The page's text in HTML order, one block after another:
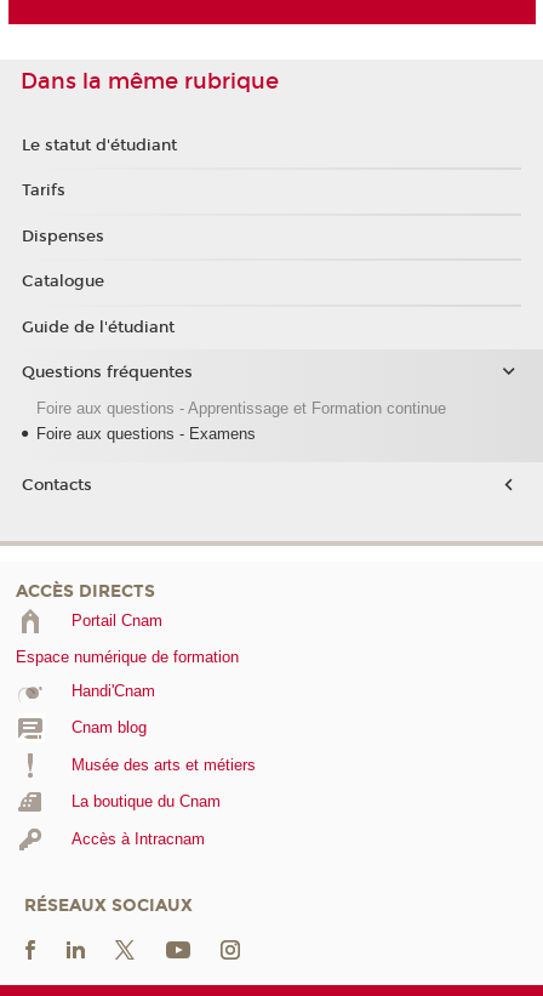
Dans la même rubrique
Le statut d'étudiant
Tarifs
Dispenses
Catalogue
Guide de l'étudiant
Questions fréquentes
Foire aux questions - Apprentissage et Formation continue
Foire aux questions - Examens
Contacts
ACCÈS DIRECTS
Portail Cnam
Espace numérique de formation
Handi'Cnam
Cnam blog
Musée des arts et métiers
La boutique du Cnam
Accès à Intracnam
RÉSEAUX SOCIAUX